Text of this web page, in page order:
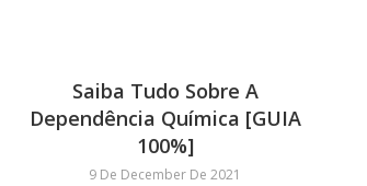
Saiba Tudo Sobre A
Dependência Química [GUIA
100%]
9 De December De 2021